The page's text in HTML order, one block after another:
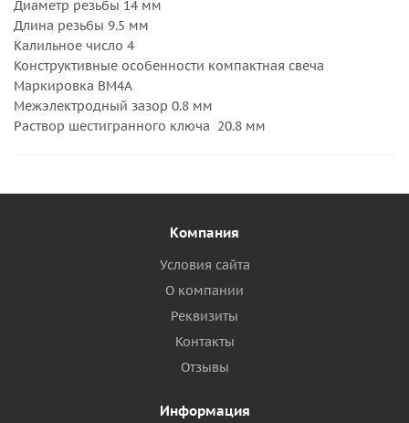
Диаметр резьбы 14 мм
Длина резьбы 9.5 мм
Калильное число 4
Конструктивные особенности компактная свеча
Маркировка BM4A
Межэлектродный зазор 0.8 мм
Раствор шестигранного ключа 20.8 мм
Компания
Условия сайта
О компании
Реквизиты
Контакты
Отзывы
Информация